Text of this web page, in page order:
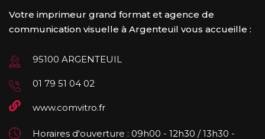
Votre imprimeur grand format et agence de
communication visuelle à Argenteuil vous accueille :
95100 ARGENTEUIL
01 79 51 04 02
www.comvitro.fr
Horaires d'ouverture : 09h00 - 12h30 / 13h30 -